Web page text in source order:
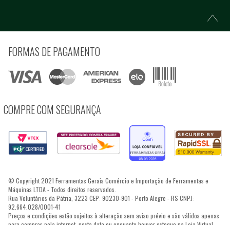
FORMAS DE PAGAMENTO
COMPRE COM SEGURANÇA
© Copyright 2021 Ferramentas Gerais Comércio e Importação de Ferramentas e
Máquinas LTDA - Todos direitos reservados.
Rua Voluntários da Pátria, 3223 CEP: 90230-901 - Porto Alegre - RS CNPJ:
92.664.028/0001-41
Preços e condições estão sujeitos à alteração sem aviso prévio e são válidos apenas